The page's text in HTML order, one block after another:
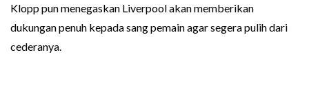
Klopp pun menegaskan Liverpool akan memberikan
dukungan penuh kepada sang pemain agar segera pulih dari
cederanya.